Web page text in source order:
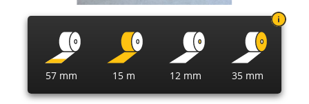
57 mm 15 m 12 mm 35 mm